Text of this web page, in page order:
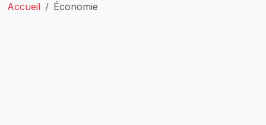
Accueil Économie